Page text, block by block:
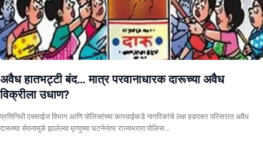
अवैध हातभट्टी बंद… मात्र परवानाधारक दारूच्या अवैध
विक्रीला उधाण?
प्रतिनिधी एक्साईज विभाग आणि पोलिसांच्या कारवाईकडे नागरिकांचे लक्ष हडपसर परिसरात अवैध
दारूच्या सेवनामुळे झालेल्या मृत्यूच्या घटनेनंतर राज्यभरात पोलिस…